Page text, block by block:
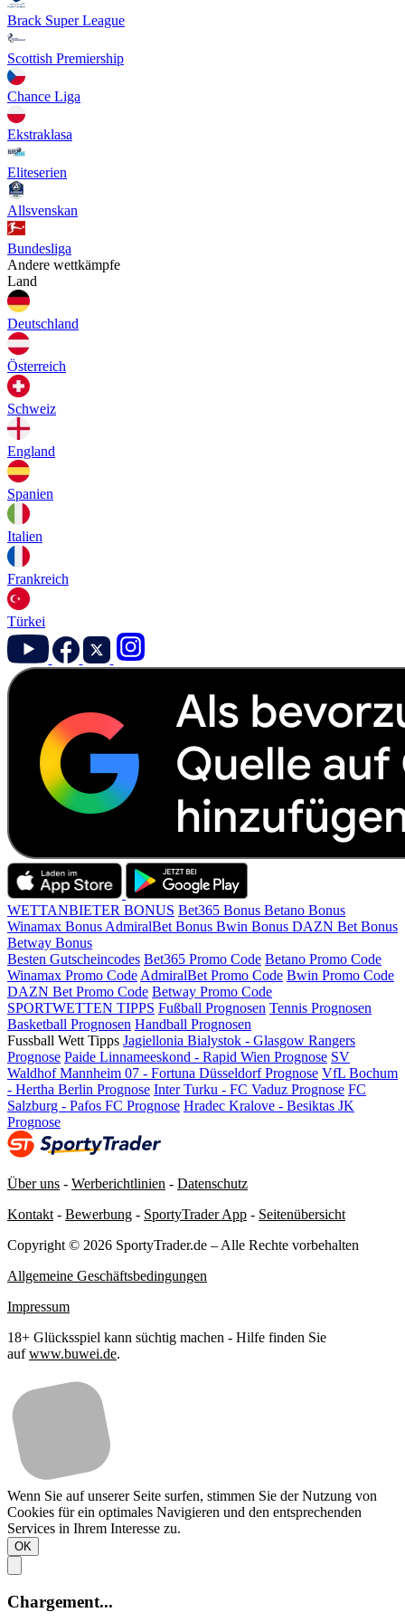
Brack Super League
Scottish Premiership
Chance Liga
Ekstraklasa
Eliteserien
Allsvenskan
Bundesliga
Andere wettkämpfe
Land
Deutschland
Österreich
Schweiz
England
Spanien
Italien
Frankreich
Türkei
WETTANBIETER BONUS Bet365 Bonus Betano Bonus
Winamax Bonus AdmiralBet Bonus Bwin Bonus DAZN Bet Bonus
Betway Bonus
Besten Gutscheincodes Bet365 Promo Code Betano Promo Code
Winamax Promo Code AdmiralBet Promo Code Bwin Promo Code
DAZN Bet Promo Code Betway Promo Code
SPORTWETTEN TIPPS Fußball Prognosen Tennis Prognosen
Basketball Prognosen Handball Prognosen
Fussball Wett Tipps Jagiellonia Bialystok - Glasgow Rangers
Prognose Paide Linnameeskond - Rapid Wien Prognose SV
Waldhof Mannheim 07 - Fortuna Düsseldorf Prognose VfL Bochum
- Hertha Berlin Prognose Inter Turku - FC Vaduz Prognose FC
Salzburg - Pafos FC Prognose Hradec Kralove - Besiktas JK
Prognose
Über uns - Werberichtlinien - Datenschutz
Kontakt - Bewerbung - SportyTrader App - Seitenübersicht
Copyright © 2026 SportyTrader.de – Alle Rechte vorbehalten
Allgemeine Geschäftsbedingungen
Impressum
18+ Glücksspiel kann süchtig machen - Hilfe finden Sie
aufwww.buwei.de.
Wenn Sie auf unserer Seite surfen, stimmen Sie der Nutzung von
Cookies für ein optimales Navigieren und den entsprechenden
Services in Ihrem Interesse zu.
OK
Chargement...